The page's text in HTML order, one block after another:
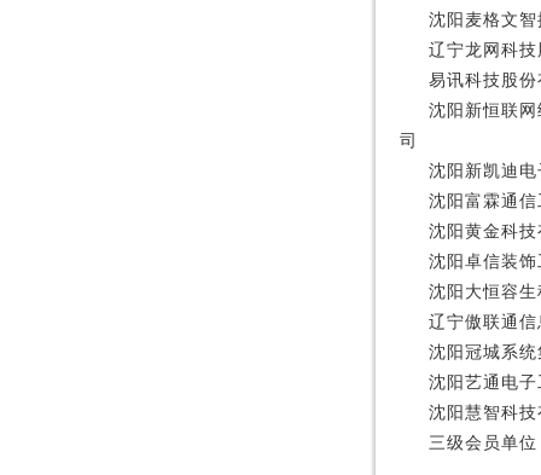
沈阳麦格文
辽宁龙网科
易讯科技股
沈阳新恒联
司
沈阳新凯迪
沈阳富霖通
沈阳黄金科
沈阳卓信装
沈阳大恒容
辽宁傲联通
沈阳冠城系
沈阳艺通电
沈阳慧智科
三级会员单位